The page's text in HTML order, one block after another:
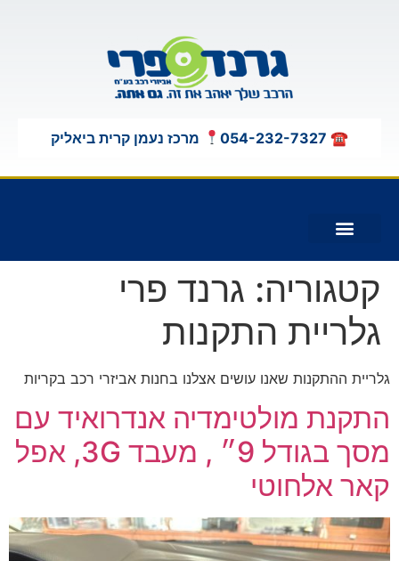
☎ 054-232-7327 מרכז נעמן קרית ביאליק
קטגוריה: גרנד פרי
גלריית התקנות
גלריית ההתקנות שאנו עושים אצלנו בחנות אביזרי רכב בקריות
התקנת מולטימדיה אנדרואיד עם
מסך בגודל 9״ , מעבד 3G, אפל
קאר אלחוטי